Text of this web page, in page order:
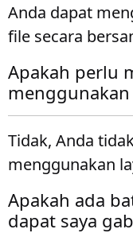
Anda dapat
file secara
Apakah perlu
menggunakan
Tidak, Anda
menggunakan
Apakah ada
dapat saya